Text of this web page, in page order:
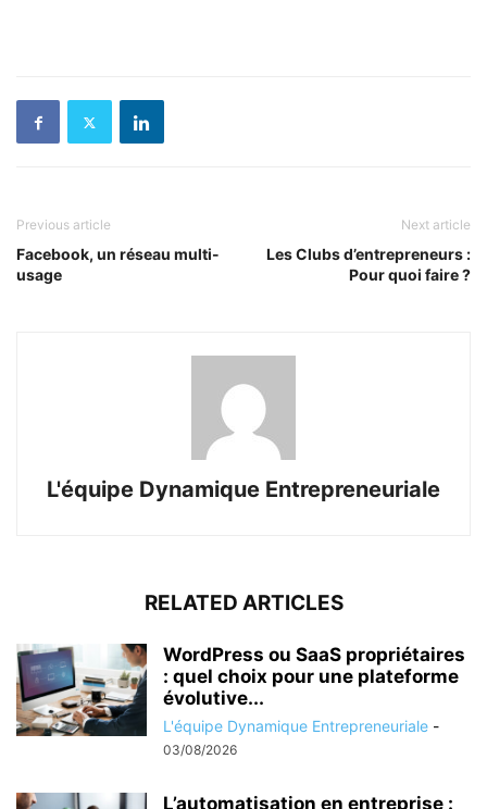
Previous article
Facebook, un réseau multi-
usage
Next article
Les Clubs d’entrepreneurs :
Pour quoi faire ?
L'équipe Dynamique Entrepreneuriale
RELATED ARTICLES
WordPress ou SaaS propriétaires
: quel choix pour une plateforme
évolutive...
L'équipe Dynamique Entrepreneuriale -
03/08/2026
L’automatisation en entreprise :